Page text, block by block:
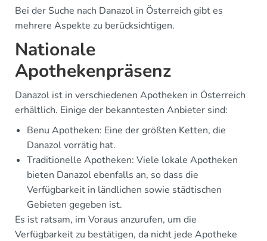
Bei der Suche nach Danazol in Österreich gibt es
mehrere Aspekte zu berücksichtigen.
Nationale
Apothekenpräsenz
Danazol ist in verschiedenen Apotheken in Österreich
erhältlich. Einige der bekanntesten Anbieter sind:
Benu Apotheken: Eine der größten Ketten, die
Danazol vorrätig hat.
Traditionelle Apotheken: Viele lokale Apotheken
bieten Danazol ebenfalls an, so dass die
Verfügbarkeit in ländlichen sowie städtischen
Gebieten gegeben ist.
Es ist ratsam, im Voraus anzurufen, um die
Verfügbarkeit zu bestätigen, da nicht jede Apotheke